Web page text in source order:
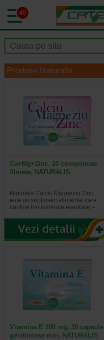
40
Produse Naturalis
Ca+Mg+Zinc, 20 comprimate
filmate, NATURALIS
Naturalis Calciu Magneziu Zinc
este un supliment alimentar care
contine trei minerale esentiale –…
Vitamina E 100 mg, 30 capsule
gelatinoase moi, NATURALIS